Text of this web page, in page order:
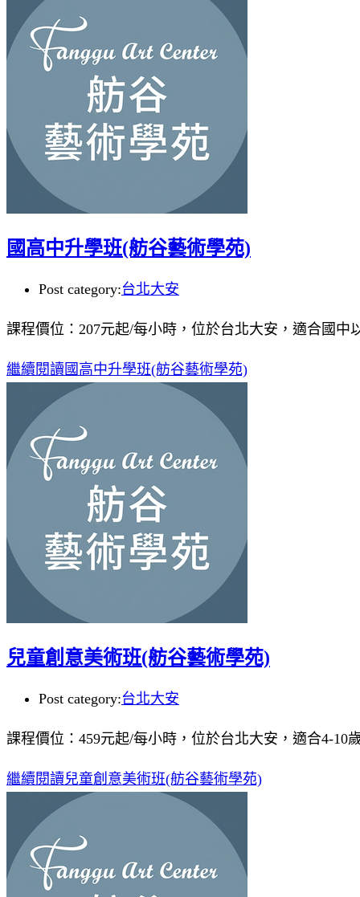
國高中升學班(舫谷藝術學苑)
Post category:台北大安
課程價位：207元起/每小時，位於台北大安，適合國中
繼續閱讀 國高中升學班(舫谷藝術學苑)
兒童創意美術班(舫谷藝術學苑)
Post category:台北大安
課程價位：459元起/每小時，位於台北大安，適合4-10
繼續閱讀兒童創意美術班(舫谷藝術學苑)